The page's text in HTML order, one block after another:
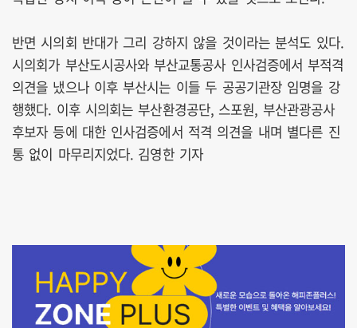
반면 시의회 반대가 그리 강하지 않을 것이라는 분석도 있다.
시의회가 부산도시공사와 부산교통공사 인사검증에서 부적격
의견을 냈으나 이후 부산시는 이들 두 공공기관장 임명을 강
행했다. 이후 시의회는 부산환경공단, 스포원, 부산관광공사
후보자 등에 대한 인사검증에서 적격 의견을 내며 별다른 진
통 없이 마무리지었다. 김영한 기자